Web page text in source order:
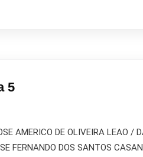
5
AMERICO DE OLIVEIRA LEAO /
FERNANDO DOS SANTOS